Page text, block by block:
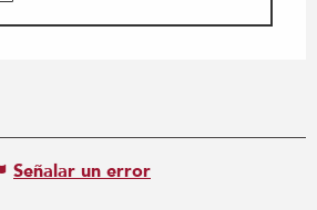
Señalar un error